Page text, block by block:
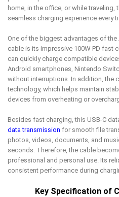
home, in the office, or while traveling,
seamless charging experience every
One of the biggest advantages of the
cable is its impressive 100W PD fast
can quickly charge compatible
Android smartphones, Nintendo
without interruptions. In addition, the
technology, which helps maintain
devices from overheating or
Besides fast charging, this USB-C
data transmission for smooth file
photos, videos, documents, and
seconds. Therefore, the cable
professional and personal use. Its
consistent performance during
Key Specification of